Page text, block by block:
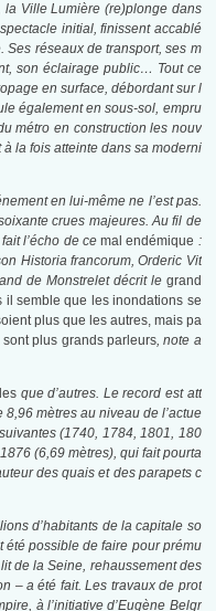
Ville Lumière (re)plonge dans
initial, finissent accablé
Ses réseaux de transport, ses m
son éclairage public… Tout ce
en surface, débordant sur l
également en sous-sol, empru
métro en construction les nouv
la fois atteinte dans sa moderni
en lui-même ne l’est pas.
crues majeures. Au fil de
l’écho de cemal endémique :
Historia francorum, Orderic Vit
de Monstrelet décrit le grand
il semble que les inondations se
plus que les autres, mais pa
plus grands parleurs, note a
que d’autres. Le record est att
mètres au niveau de l’actue
(1740, 1784, 1801, 180
(6,69 mètres), qui fait pourta
des quais et des parapets c
d’habitants de la capitale so
été possible de faire pour prému
de la Seine, rehaussement des
– a été fait. Les travaux de prot
à l’initiative d’Eugène Belgr